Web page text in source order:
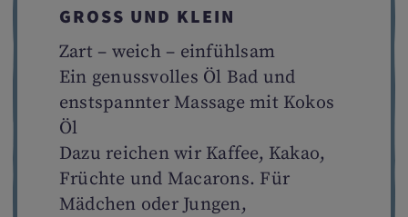
GROSS UND KLEIN
Zart – weich – einfühlsam
Ein genussvolles Öl Bad und
enstspannter Massage mit Kokos
Öl
Dazu reichen wir Kaffee, Kakao,
Früchte und Macarons. Für
Mädchen oder Jungen,